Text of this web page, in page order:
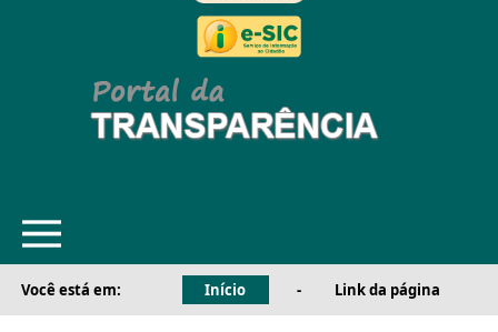
Você está em: Início - Link da página